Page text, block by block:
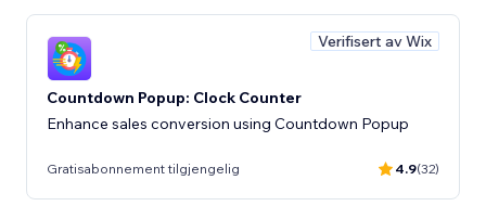
Verifisert av Wix
Countdown Popup: Clock Counter
Enhance sales conversion using Countdown Popup
Gratisabonnement tilgjengelig 4.9(32)